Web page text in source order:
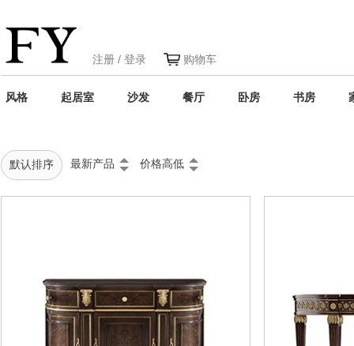
注册 / 登录 购物车
风格 起居室 沙发 餐厅 卧房 书房
默认排序 最新产品 价格高低